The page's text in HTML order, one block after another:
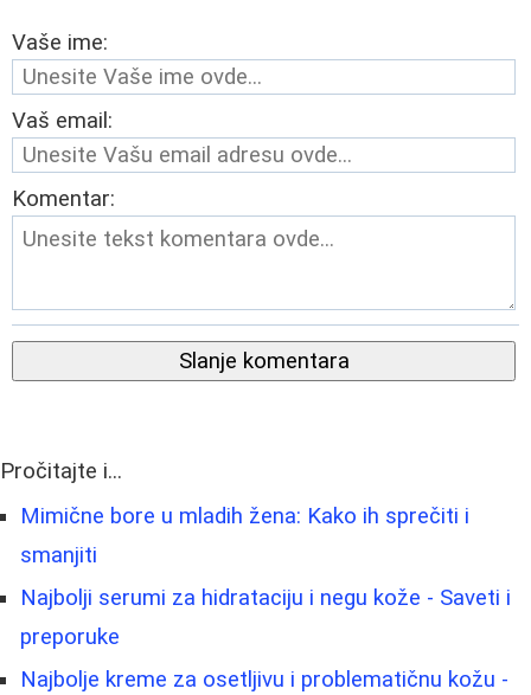
Vaše ime:
Vaš email:
Komentar:
Slanje komentara
Pročitajte i...
Mimične bore u mladih žena: Kako ih sprečiti i
smanjiti
Najbolji serumi za hidrataciju i negu kože - Saveti i
preporuke
Najbolje kreme za osetljivu i problematičnu kožu -